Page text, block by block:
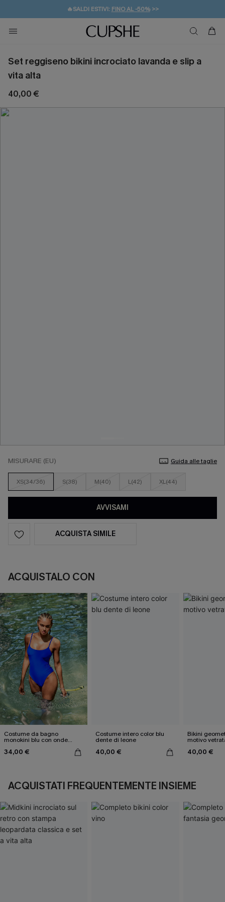
🔥SALDI ESTIVI: FINO AL -50%>>
🚚SPEDIZIONE GRATUITA DA 49€
💌REGALO PER I NUOVI: 20% DI SCONTO*
Set reggiseno bikini incrociato lavanda e slip a
vita alta
40,00 €
MISURARE (EU) Guida alle taglie
XS(34/36) S(38) M(40) L(42) XL(44)
AVVISAMI
ACQUISTA SIMILE
ACQUISTALO CON
Costume da bagno
monokini blu con onde
34,00 €
Costume intero color blu
dente di leone
40,00 €
Bikini
motivo
40,00 €
ACQUISTATI FREQUENTEMENTE INSIEME